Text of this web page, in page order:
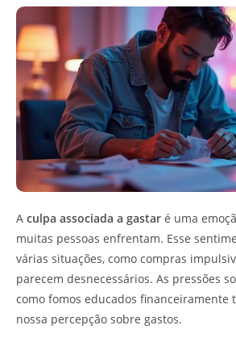
A culpa associada a gastar é uma
muitas pessoas enfrentam. Esse
várias situações, como compras
parecem desnecessários. As pressões
como fomos educados financeiramente
nossa percepção sobre gastos.